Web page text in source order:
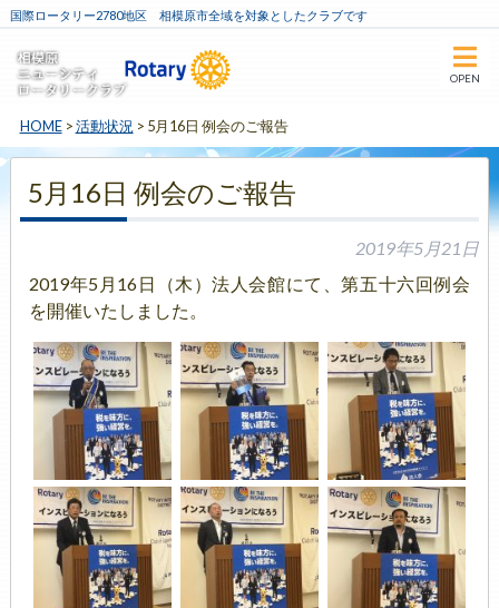
国際ロータリー2780地区 相模原市全域を対象としたクラブです
OPEN
HOME>活動状況 > 5月16日 例会のご報告
5月16日 例会のご報告
2019年5月21日
2019年5月16日（木）法人会館にて、第五十六回例会
を開催いたしました。